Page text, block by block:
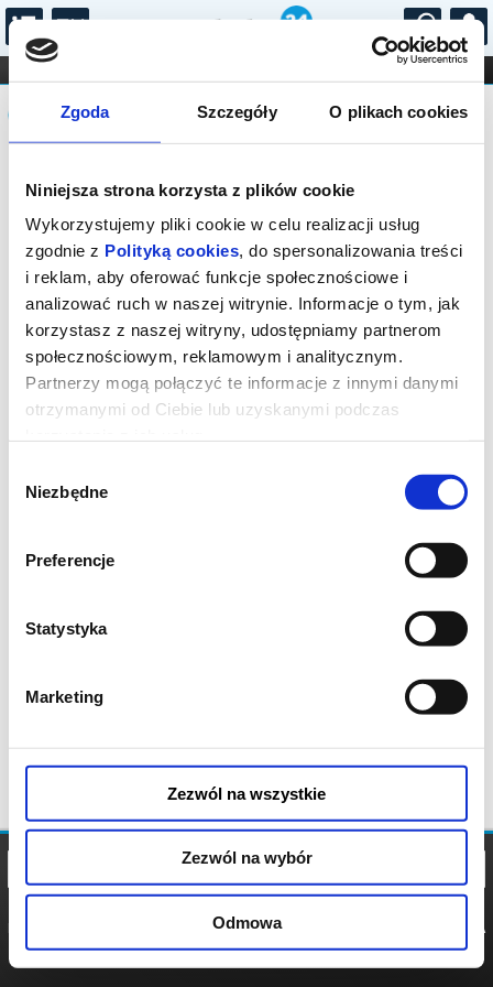
Zgoda Szczegóły O plikach cookies
Niniejsza strona korzysta z plików cookie
Wykorzystujemy pliki cookie w celu realizacji usług
zgodnie z Polityką cookies, do spersonalizowania treści
i reklam, aby oferować funkcje społecznościowe i
analizować ruch w naszej witrynie. Informacje o tym, jak
korzystasz z naszej witryny, udostępniamy partnerom
społecznościowym, reklamowym i analitycznym.
Partnerzy mogą połączyć te informacje z innymi danymi
otrzymanymi od Ciebie lub uzyskanymi podczas
zgody
Niezbędne
Preferencje
Statystyka
Marketing
Zezwól na wszystkie
Zezwól na wybór
Odmowa
...
FILHARMONIA OPERA I BALET
STAND-UP
DLA DZIECI
Komunikat
Seans wyprzedany.
POLITYKA
POLITYKA